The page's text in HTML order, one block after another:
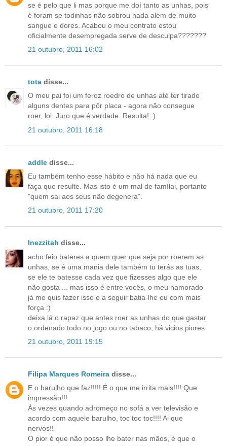
se é pelo que li mas porque me doí tanto as unhas, pois
é foram se todinhas não sobrou nada alem de muito
sangue e dores. Acabou o meu contrato estou
oficialmente desempregada serve de desculpa???????
21 outubro, 2011 16:02
tota disse...
O meu pai foi um feroz roedro de unhas até ter tirado
alguns dentes para pôr placa - agora não consegue
roer, lol. Juro que é verdade. Resulta! :)
21 outubro, 2011 16:18
addle disse...
Eu também tenho esse hábito e não há nada que eu
faça que resulte. Mas isto é um mal de famílai, portanto
"quem sai aos seus não degenera".
21 outubro, 2011 17:20
Inezzitah disse...
acho feio bateres a quem quer que seja por roerem as
unhas, se é uma mania dele também tu terás as tuas,
se ele te batesse cada vez que fizesses algo que ele
não gosta ... mas isso é entre vocês, o meu namorado
já me quis fazer isso e a seguir batia-lhe eu com mais
força :)
deixa lá o rapaz que antes roer as unhas do que gastar
o ordenado todo no jogo ou no tabaco, há vicios piores
21 outubro, 2011 19:15
Filipa Marques Romeira disse...
E o barulho que faz!!!!! É o que me irrita mais!!!! Que
impressão!!!
Ás vezes quando adromeço no sofá a ver televisão e
acordo com aquele barulho, toc toc toc!!!! Ai que
nervos!!
O pior é que não posso lhe bater nas mãos, é que o